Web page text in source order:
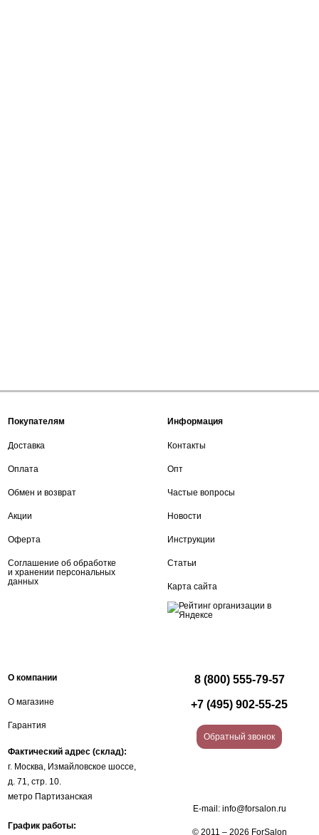
Покупателям
Доставка
Оплата
Обмен и возврат
Акции
Оферта
Соглашение об обработке
и хранении персональных
данных
Информация
Контакты
Опт
Частые вопросы
Новости
Инструкции
Статьи
Карта сайта
О компании
О магазине
Гарантия
Фактический адрес (склад):
г. Москва, Измайловское шоссе,
д. 71, стр. 10.
метро Партизанская
График работы:
8 (800) 555-79-57
+7 (495) 902-55-25
Обратный звонок
E-mail: info@forsalon.ru
© 2011 – 2026 ForSalon